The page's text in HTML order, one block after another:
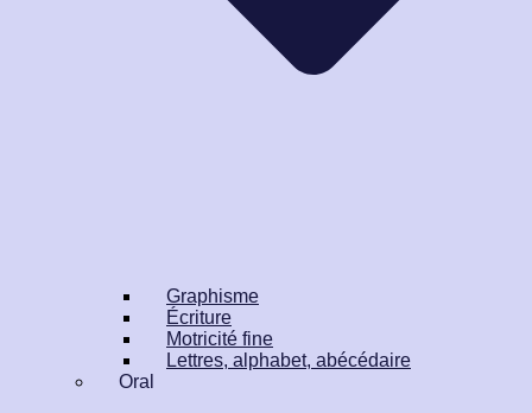
Graphisme
Écriture
Motricité fine
Lettres, alphabet, abécédaire
Oral